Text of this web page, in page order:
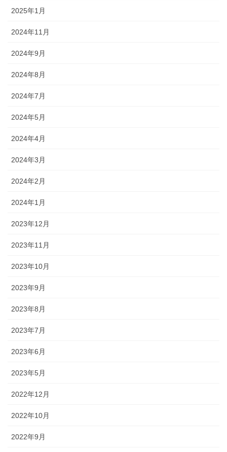
2025年1月
2024年11月
2024年9月
2024年8月
2024年7月
2024年5月
2024年4月
2024年3月
2024年2月
2024年1月
2023年12月
2023年11月
2023年10月
2023年9月
2023年8月
2023年7月
2023年6月
2023年5月
2022年12月
2022年10月
2022年9月